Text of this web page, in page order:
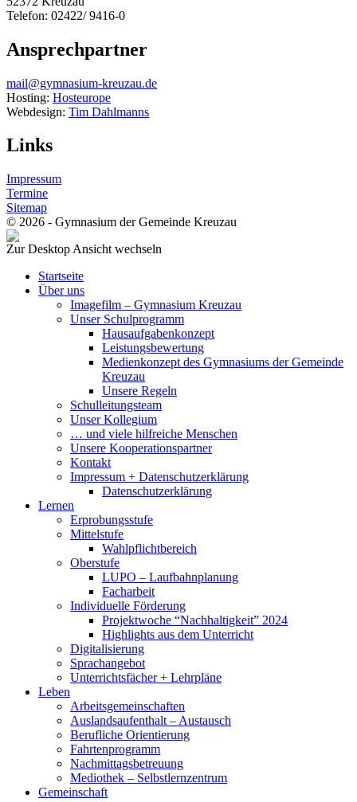
Telefon: 02422/ 9416-0
Ansprechpartner
mail@gymnasium-kreuzau.de
Hosting: Hosteurope
Webdesign: Tim Dahlmanns
Links
Impressum
Termine
Sitemap
© 2026 - Gymnasium der Gemeinde Kreuzau
Zur Desktop Ansicht wechseln
Startseite
Über uns
Imagefilm – Gymnasium Kreuzau
Unser Schulprogramm
Hausaufgabenkonzept
Leistungsbewertung
Medienkonzept des Gymnasiums der Gemeinde
Kreuzau
Unsere Regeln
Schulleitungsteam
Unser Kollegium
… und viele hilfreiche Menschen
Unsere Kooperationspartner
Kontakt
Impressum + Datenschutzerklärung
Datenschutzerklärung
Lernen
Erprobungsstufe
Mittelstufe
Wahlpflichtbereich
Oberstufe
LUPO – Laufbahnplanung
Facharbeit
Individuelle Förderung
Projektwoche “Nachhaltigkeit” 2024
Highlights aus dem Unterricht
Digitalisierung
Sprachangebot
Unterrichtsfächer + Lehrpläne
Leben
Arbeitsgemeinschaften
Auslandsaufenthalt – Austausch
Berufliche Orientierung
Fahrtenprogramm
Nachmittagsbetreuung
Mediothek – Selbstlernzentrum
Gemeinschaft